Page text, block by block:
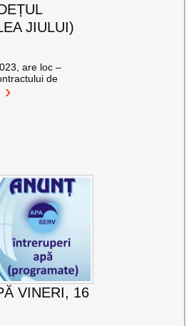
JIULUI)
are loc –
de
VINERI, 16